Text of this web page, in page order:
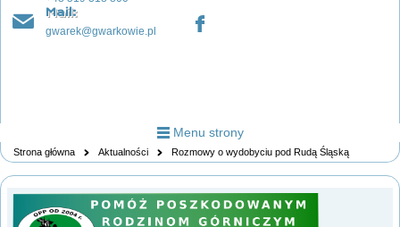
Mail:
gwarek@gwarkowie.pl
Menu strony
Strona główna Aktualności Rozmowy o wydobyciu pod Rudą Śląską